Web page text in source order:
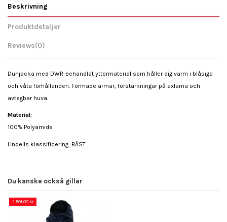
Beskrivning
Produktdetaljer
Reviews(0)
Dunjacka med DWR-behandlat yttermaterial som håller dig varm i blåsiga
och våta förhållanden. Formade ärmar, förstärkningar på axlarna och
avtagbar huva.
Material:
100% Polyamide
Lindells klassificering: BÄST
Du kanske också gillar
-1 501,00 kr